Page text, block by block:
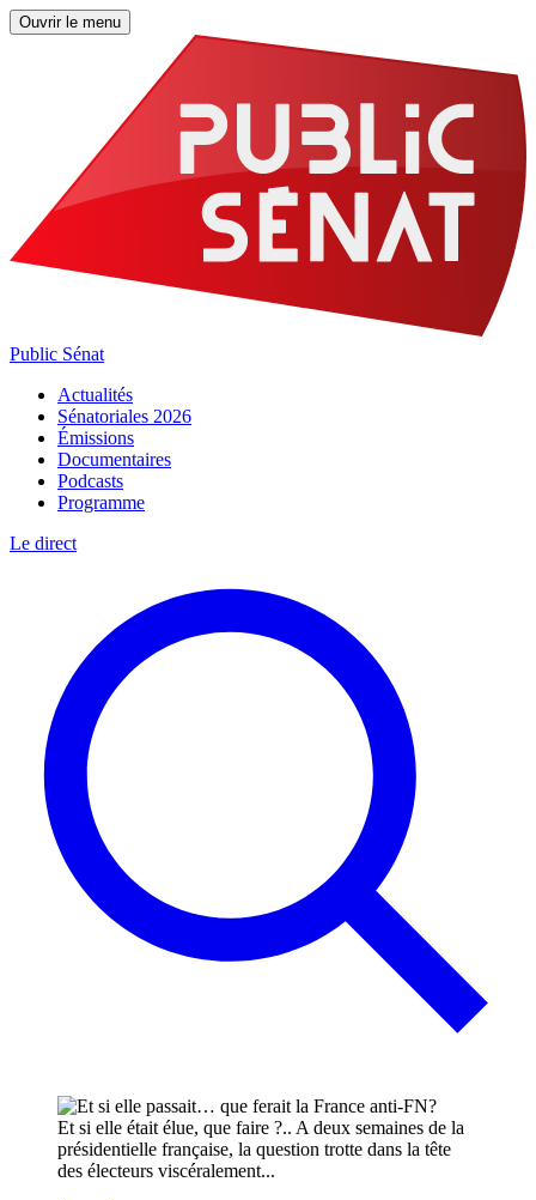
Ouvrir le menu
Public Sénat
Actualités
Sénatoriales 2026
Émissions
Documentaires
Podcasts
Programme
Le direct
Et si elle était élue, que faire ?.. A deux semaines de la
présidentielle française, la question trotte dans la tête
des électeurs viscéralement...